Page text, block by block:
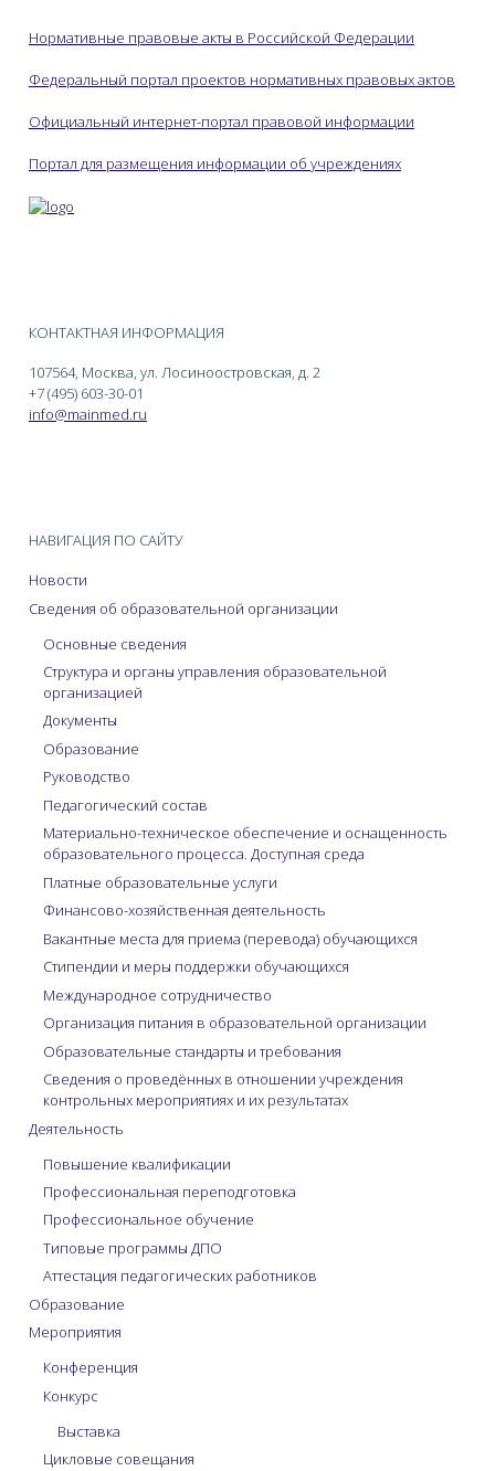
Нормативные правовые акты в Российской Федерации
Федеральный портал проектов нормативных правовых актов
Официальный интернет-портал правовой информации
Портал для размещения информации об учреждениях
КОНТАКТНАЯ ИНФОРМАЦИЯ
107564, Москва, ул. Лосиноостровская, д. 2
+7 (495) 603-30-01
info@mainmed.ru
НАВИГАЦИЯ ПО САЙТУ
Новости
Сведения об образовательной организации
Основные сведения
Структура и органы управления образовательной
организацией
Документы
Образование
Руководство
Педагогический состав
Материально-техническое обеспечение и оснащенность
образовательного процесса. Доступная среда
Платные образовательные услуги
Финансово-хозяйственная деятельность
Вакантные места для приема (перевода) обучающихся
Стипендии и меры поддержки обучающихся
Международное сотрудничество
Организация питания в образовательной организации
Образовательные стандарты и требования
Сведения о проведённых в отношении учреждения
контрольных мероприятиях и их результатах
Деятельность
Повышение квалификации
Профессиональная переподготовка
Профессиональное обучение
Типовые программы ДПО
Аттестация педагогических работников
Образование
Мероприятия
Конференция
Конкурс
Выставка
Цикловые совещания